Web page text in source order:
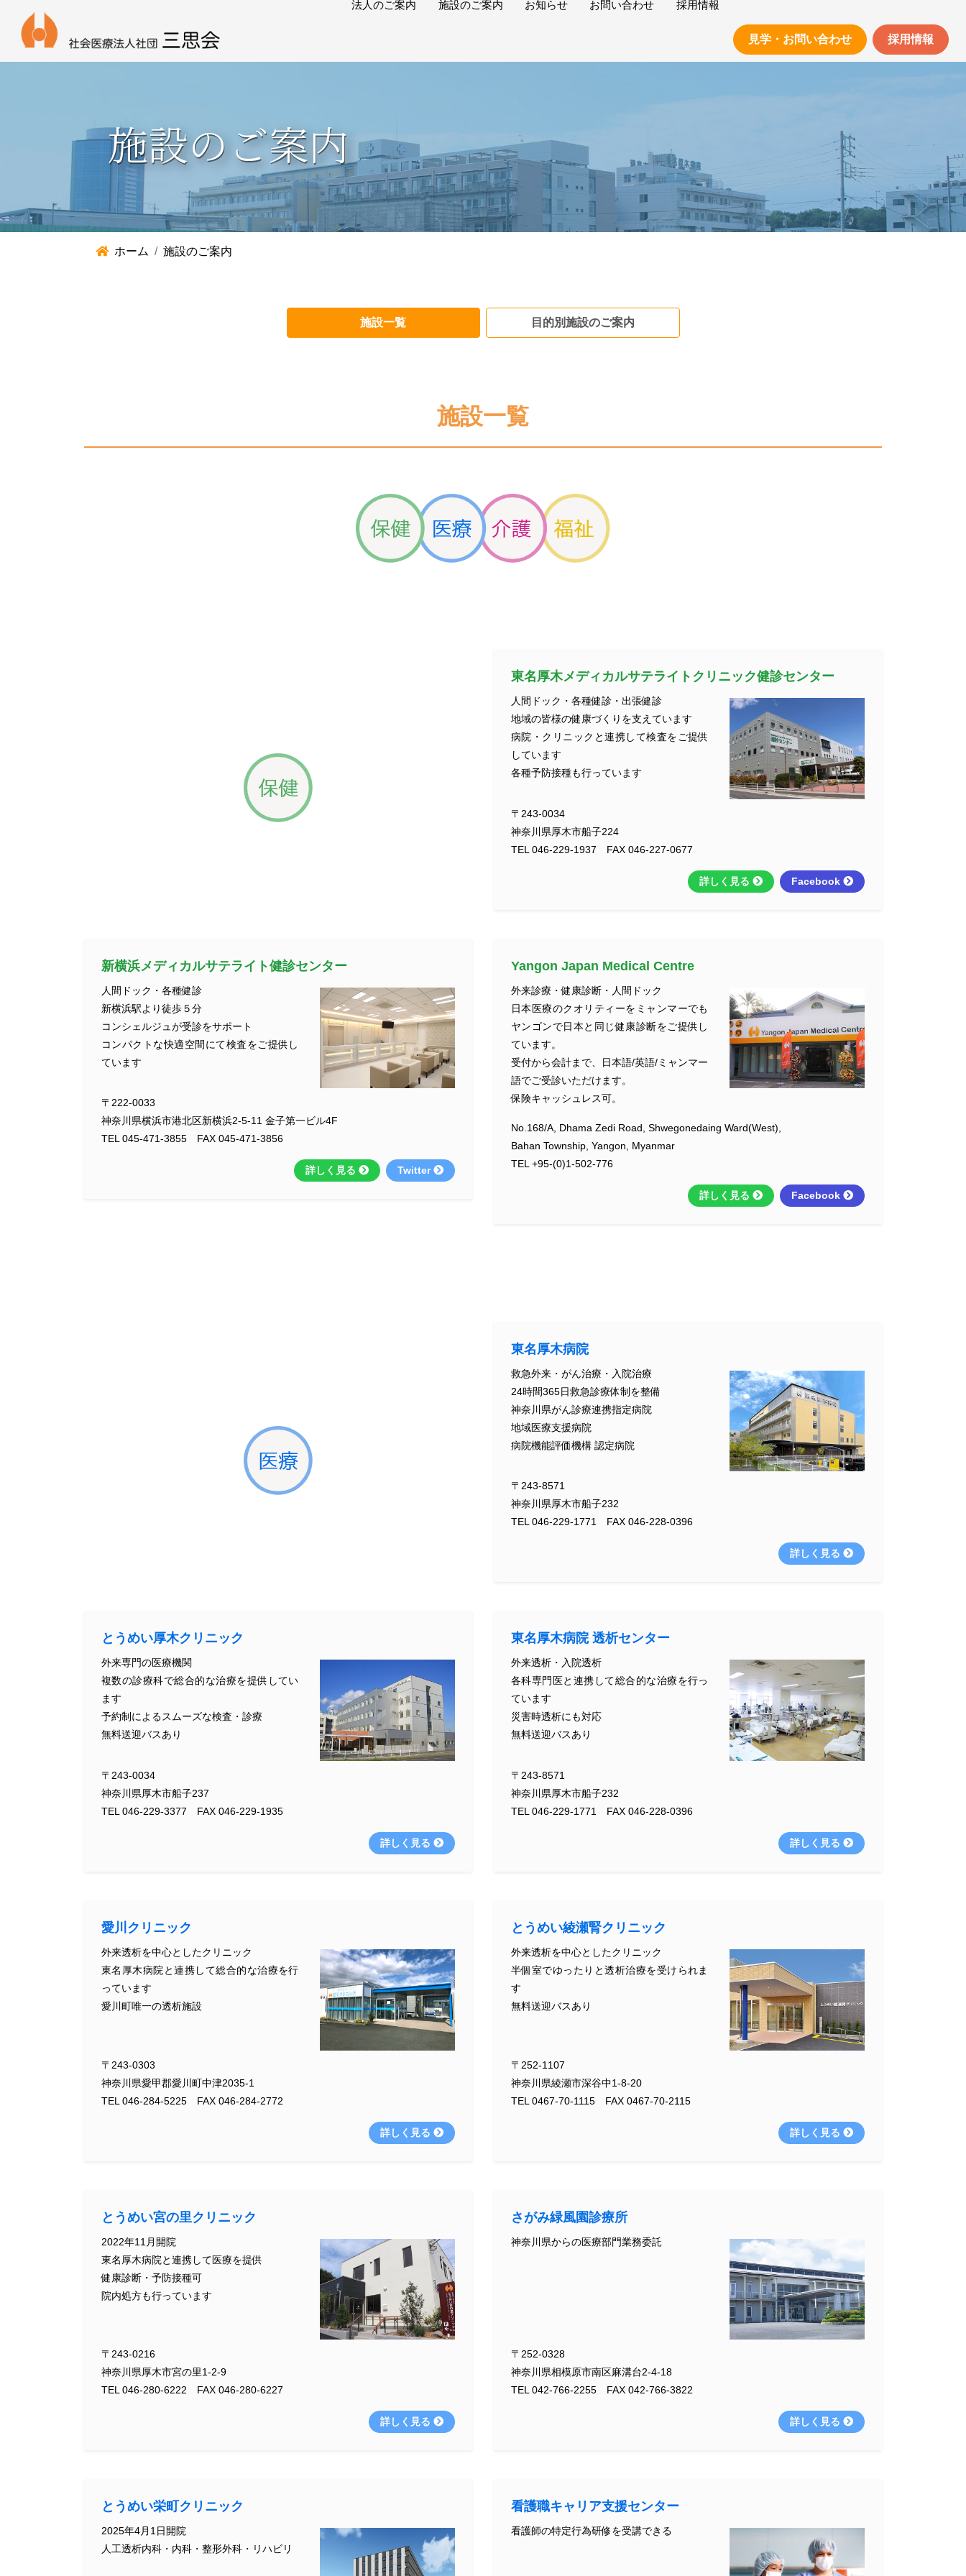
法人のご案内
沿革
ロゴについて
地域への取り組み
施設のご案内
介護・福祉施設
目的別施設案内
お知らせ
イベント
お問い合わせ 採用情報
周辺環境について
見学・お問い合わせ 採用情報
施設のご案内
ホーム 施設のご案内
施設一覧 目的別施設のご案内
施設一覧
東名厚木メディカルサテライトクリニック健診センター
人間ドック・各種健診・出張健診
地域の皆様の健康づくりを支えています
病院・クリニックと連携して検査をご提供
しています
各種予防接種も行っています
〒243-0034
神奈川県厚木市船子224
TEL 046-229-1937 FAX 046-227-0677
詳しく見る Facebook
新横浜メディカルサテライト健診センター
人間ドック・各種健診
新横浜駅より徒歩５分
コンシェルジュが受診をサポート
コンパクトな快適空間にて検査をご提供し
ています
〒222-0033
神奈川県横浜市港北区新横浜2-5-11 金子第一ビル4F
TEL 045-471-3855 FAX 045-471-3856
詳しく見る Twitter
Yangon Japan Medical Centre
外来診療・健康診断・人間ドック
日本医療のクオリティーをミャンマーでも
ヤンゴンで日本と同じ健康診断をご提供し
ています。
受付から会計まで、日本語/英語/ミャンマー
語でご受診いただけます。
保険キャッシュレス可。
No.168/A, Dhama Zedi Road, Shwegonedaing Ward(West),
Bahan Township, Yangon, Myanmar
TEL +95-(0)1-502-776
詳しく見る Facebook
東名厚木病院
救急外来・がん治療・入院治療
24時間365日救急診療体制を整備
神奈川県がん診療連携指定病院
地域医療支援病院
病院機能評価機構 認定病院
〒243-8571
神奈川県厚木市船子232
TEL 046-229-1771 FAX 046-228-0396
詳しく見る
とうめい厚木クリニック
外来専門の医療機関
複数の診療科で総合的な治療を提供してい
ます
予約制によるスムーズな検査・診療
無料送迎バスあり
〒243-0034
神奈川県厚木市船子237
TEL 046-229-3377 FAX 046-229-1935
詳しく見る
東名厚木病院 透析センター
外来透析・入院透析
各科専門医と連携して総合的な治療を行っ
ています
災害時透析にも対応
無料送迎バスあり
〒243-8571
神奈川県厚木市船子232
TEL 046-229-1771 FAX 046-228-0396
詳しく見る
愛川クリニック
外来透析を中心としたクリニック
東名厚木病院と連携して総合的な治療を行
っています
愛川町唯一の透析施設
〒243-0303
神奈川県愛甲郡愛川町中津2035-1
TEL 046-284-5225 FAX 046-284-2772
詳しく見る
とうめい綾瀬腎クリニック
外来透析を中心としたクリニック
半個室でゆったりと透析治療を受けられま
す
無料送迎バスあり
〒252-1107
神奈川県綾瀬市深谷中1-8-20
TEL 0467-70-1115 FAX 0467-70-2115
詳しく見る
とうめい宮の里クリニック
2022年11月開院
東名厚木病院と連携して医療を提供
健康診断・予防接種可
院内処方も行っています
〒243-0216
神奈川県厚木市宮の里1-2-9
TEL 046-280-6222 FAX 046-280-6227
詳しく見る
さがみ緑風園診療所
神奈川県からの医療部門業務委託
〒252-0328
神奈川県相模原市南区麻溝台2-4-18
TEL 042-766-2255 FAX 042-766-3822
詳しく見る
とうめい栄町クリニック
2025年4月1日開院
人工透析内科・内科・整形外科・リハビリ
看護職キャリア支援センター
看護師の特定行為研修を受講できる